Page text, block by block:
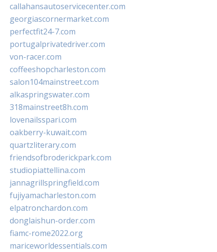
callahansautoservicecenter.com
georgiascornermarket.com
perfectfit24-7.com
portugalprivatedriver.com
von-racer.com
coffeeshopcharleston.com
salon104mainstreet.com
alkaspringswater.com
318mainstreet8h.com
lovenailsspari.com
oakberry-kuwait.com
quartzliterary.com
friendsofbroderickpark.com
studiopiattellina.com
jannagrillspringfield.com
fujiyamacharleston.com
elpatronchardon.com
donglaishun-order.com
fiamc-rome2022.org
mariceworldessentials.com